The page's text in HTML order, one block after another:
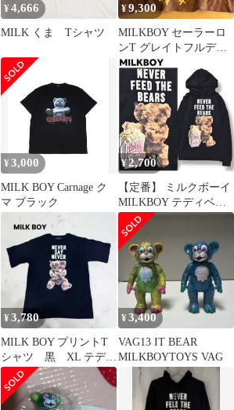
¥4,666
MILK くま Tシャツ
¥9,300
MILKBOY セーラーロ
ンT グレイトフルデッ
ド80's 90's
¥ 3,000
MILK BOY Carnage ク
マ ブラック
¥2,700
【定番】 ミルクボーイ
MILKBOY テディベア
アニマル プリント パー
カー スウェット トレー
ナー 裏地 パイル ルー
ズ シルエット M ブラ
ック ストリート カジュ
アル パンク 原宿系 メ
ンズ
¥3,780
MILK BOY プリントT
シャツ 黒 XL テディ
ベア ゆったり ブラ
ック
¥3,400
VAG13 IT BEAR
MILKBOYTOYS VAG